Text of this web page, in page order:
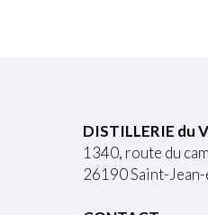
DISTILLERIE du
1340, route du
26190 Saint-Jean-